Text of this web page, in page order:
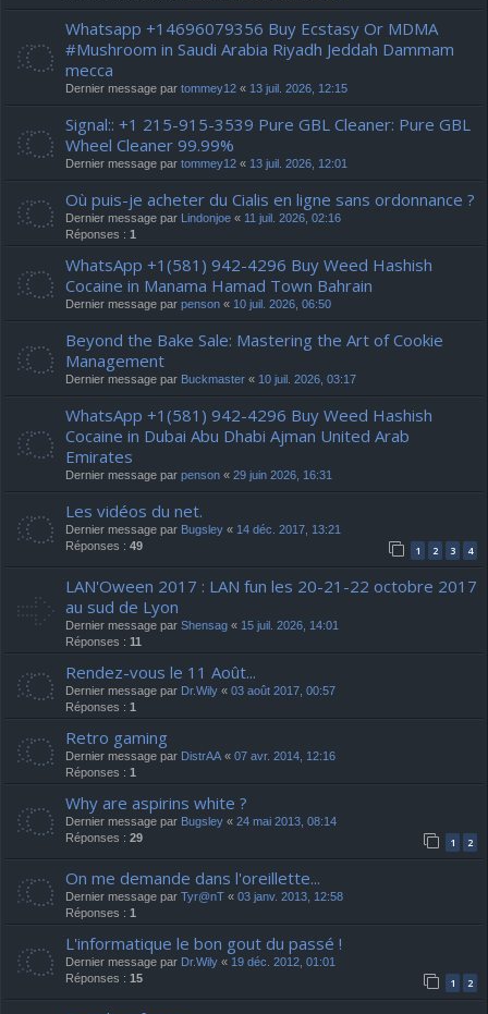
Whatsapp +14696079356 Buy Ecstasy Or MDMA
#Mushroom in Saudi Arabia Riyadh Jeddah Dammam
mecca
Dernier message par tommey12 « 13 juil. 2026, 12:15
Signal:: +1 215-915-3539 Pure GBL Cleaner: Pure GBL
Wheel Cleaner 99.99%
Dernier message par tommey12 « 13 juil. 2026, 12:01
Où puis-je acheter du Cialis en ligne sans ordonnance ?
Dernier message par Lindonjoe « 11 juil. 2026, 02:16
Réponses : 1
WhatsApp +1(581) 942-4296 Buy Weed Hashish
Cocaine in Manama Hamad Town Bahrain
Dernier message par penson « 10 juil. 2026, 06:50
Beyond the Bake Sale: Mastering the Art of Cookie
Management
Dernier message par Buckmaster « 10 juil. 2026, 03:17
WhatsApp +1(581) 942-4296 Buy Weed Hashish
Cocaine in Dubai Abu Dhabi Ajman United Arab
Emirates
Dernier message par penson « 29 juin 2026, 16:31
Les vidéos du net.
Dernier message par Bugsley « 14 déc. 2017, 13:21
Réponses : 49 1 2 3 4
LAN'Oween 2017 : LAN fun les 20-21-22 octobre 2017
au sud de Lyon
Dernier message par Shensag « 15 juil. 2026, 14:01
Réponses : 11
Rendez-vous le 11 Août...
Dernier message par Dr.Wily « 03 août 2017, 00:57
Réponses : 1
Retro gaming
Dernier message par DistrAA « 07 avr. 2014, 12:16
Réponses : 1
Why are aspirins white ?
Dernier message par Bugsley « 24 mai 2013, 08:14
Réponses : 29 1 2
On me demande dans l'oreillette...
Dernier message par Tyr@nT « 03 janv. 2013, 12:58
Réponses : 1
L'informatique le bon gout du passé !
Dernier message par Dr.Wily « 19 déc. 2012, 01:01
Réponses : 15 1 2